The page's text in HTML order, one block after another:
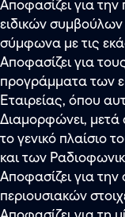
Αποφασίζει για
ειδικών
σύμφωνα με τις
Αποφασίζει για
προγράμματα των
Εταιρείας, όπου
Διαμορφώνει, μετά
το γενικό πλαίσιο
και των
Αποφασίζει για
περιουσιακών